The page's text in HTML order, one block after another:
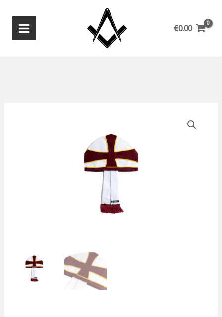
€0.00